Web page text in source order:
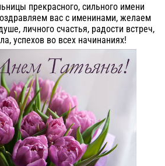
прекрасного, сильного имени
вас с именинами, желаем
личного счастья, радости встреч,
успехов во всех начинаниях!